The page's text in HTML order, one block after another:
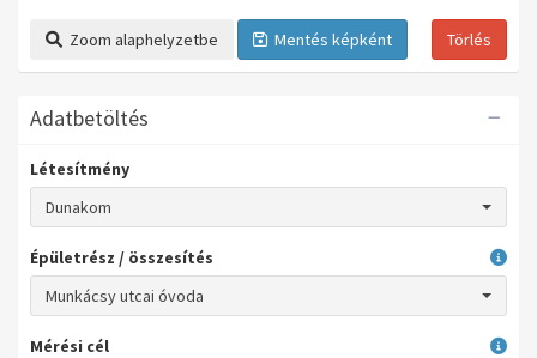
Zoom alaphelyzetbe Mentés képként Törlés
Adatbetöltés
Létesítmény
Dunakom
Épületrész / összesítés
Munkácsy utcai óvoda
Mérési cél